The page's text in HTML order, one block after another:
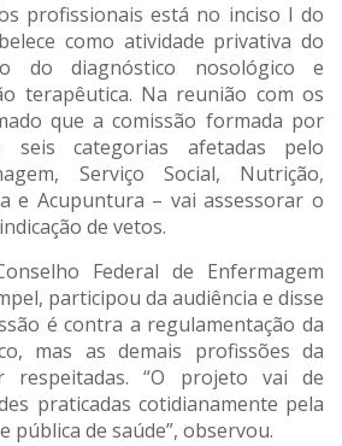
profissionais está no inciso I do
como atividade privativa do
do diagnóstico nosológico e
terapêutica. Na reunião com os
que a comissão formada por
seis categorias afetadas pelo
Serviço Social, Nutrição,
e Acupuntura – vai assessorar o
de vetos.
Federal de Enfermagem
participou da audiência e disse
é contra a regulamentação da
mas as demais profissões da
respeitadas. “O projeto vai de
praticadas cotidianamente pela
pública de saúde”, observou.